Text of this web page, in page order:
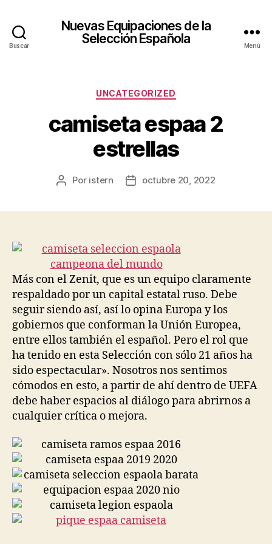
Buscar
Nuevas Equipaciones de la
Selección Española
Menú
Categorías
UNCATEGORIZED
camiseta espaa 2
estrellas
Autor
Por istern
Fechaoctubre 20, 2022
Más con el Zenit, que es un equipo claramente
respaldado por un capital estatal ruso. Debe
seguir siendo así, así lo opina Europa y los
gobiernos que conforman la Unión Europea,
entre ellos también el español. Pero el rol que
ha tenido en esta Selección con sólo 21 años ha
sido espectacular». Nosotros nos sentimos
cómodos en esto, a partir de ahí dentro de UEFA
debe haber espacios al diálogo para abrirnos a
cualquier crítica o mejora.